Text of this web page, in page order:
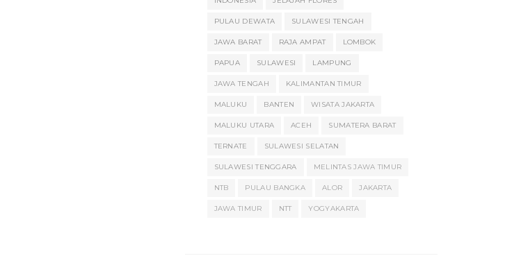
PULAU DEWATA SULAWESI TENGAH
JAWA BARAT RAJA AMPAT LOMBOK
PAPUA SULAWESI LAMPUNG
JAWA TENGAH KALIMANTAN TIMUR
MALUKU BANTEN WISATA JAKARTA
MALUKU UTARA ACEH SUMATERA BARAT
TERNATE SULAWESI SELATAN
SULAWESI TENGGARA MELINTAS JAWA TIMUR
NTB PULAU BANGKA ALOR JAKARTA
JAWA TIMUR NTT YOGYAKARTA